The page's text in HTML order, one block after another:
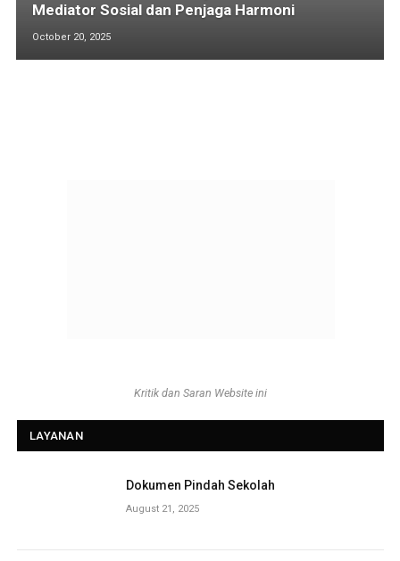
Mediator Sosial dan Penjaga Harmoni
October 20, 2025
Kritik dan Saran Website ini
LAYANAN
Dokumen Pindah Sekolah
August 21, 2025